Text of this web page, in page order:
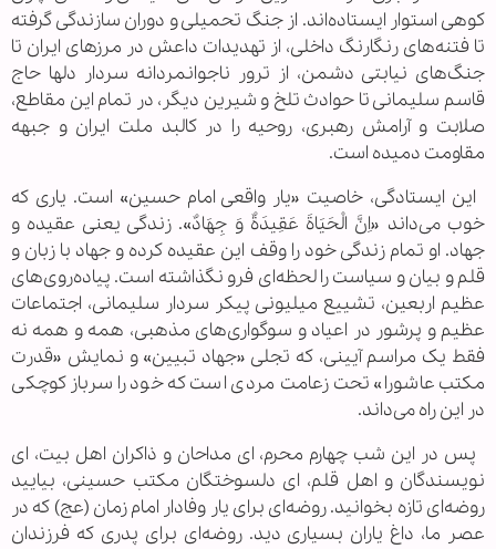
کوهی استوار ایستاده‌اند. از جنگ تحمیلی و دوران سازندگی گرفته
تا فتنه‌های رنگارنگ داخلی، از تهدیدات داعش در مرزهای ایران تا
جنگ‌های نیابتی دشمن، از ترور ناجوانمردانه سردار دلها حاج
قاسم سلیمانی تا حوادث تلخ و شیرین دیگر، در تمام این مقاطع،
صلابت و آرامش رهبری، روحیه را در کالبد ملت ایران و جبهه
مقاومت دمیده است.
این ایستادگی، خاصیت «یار واقعی امام حسین» است. یاری که
خوب می‌داند «اِنَّ الْحَیَاةَ عَقِیدَةٌ وَ جِهَادٌ». زندگی یعنی عقیده و
جهاد. او تمام زندگی خود را وقف این عقیده کرده و جهاد با زبان و
قلم و بیان و سیاست را لحظه‌ای فرو نگذاشته است. پیاده‌روی‌های
عظیم اربعین، تشییع میلیونی پیکر سردار سلیمانی، اجتماعات
عظیم و پرشور در اعیاد و سوگواری‌های مذهبی، همه و همه نه
فقط یک مراسم آیینی، که تجلی «جهاد تبیین» و نمایش «قدرت
مکتب عاشورا» تحت زعامت مردی است که خود را سرباز کوچکی
در این راه می‌داند.
پس در این شب چهارم محرم، ای مداحان و ذاکران اهل بیت، ای
نویسندگان و اهل قلم، ای دلسوختگان مکتب حسینی، بیایید
روضه‌ای تازه بخوانید. روضه‌ای برای یار وفادار امام زمان (عج) که در
عصر ما، داغ یاران بسیاری دید. روضه‌ای برای پدری که فرزندان